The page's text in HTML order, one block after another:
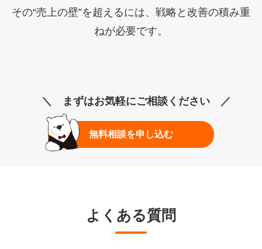
その“売上の壁”を超えるには、戦略と改善の積み重
ねが必要です。
＼ まずはお気軽にご相談ください ／
無料相談を申し込む
よくある質問